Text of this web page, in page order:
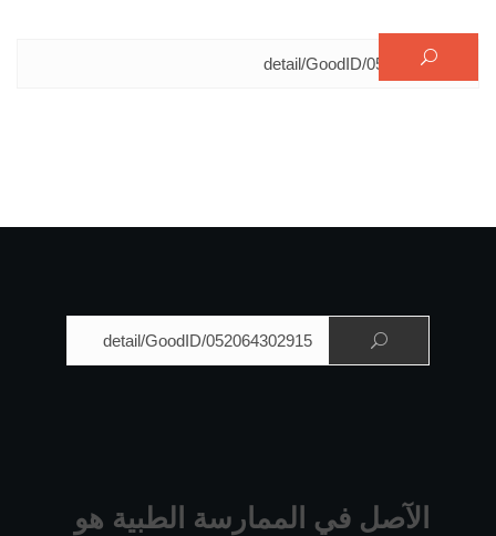
البحث عن:
الآصل في الممارسة الطبية هو